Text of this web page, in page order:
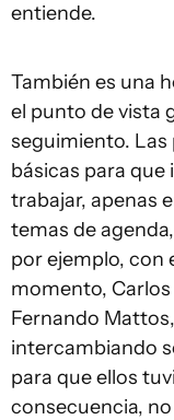
entiende.
También es una
el punto de vista
seguimiento. Las
básicas para
trabajar, apenas
temas de
por ejemplo, con
momento,
Fernando
intercambiando
para que ellos
consecuencia,